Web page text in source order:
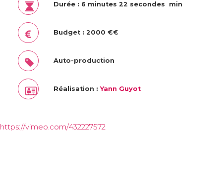
Durée : 6 minutes 22 secondes min
Budget : 2000 €€
Auto-production
Réalisation :Yann Guyot
https://vimeo.com/432227572